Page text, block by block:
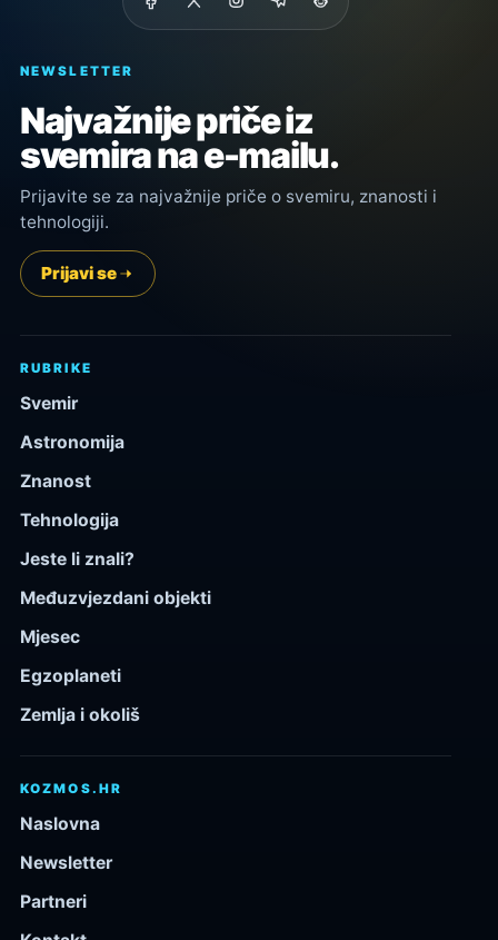
NEWSLETTER
Najvažnije priče iz
svemira na e-mailu.
Prijavite se za najvažnije priče o svemiru, znanosti i
tehnologiji.
Prijavi se
RUBRIKE
Svemir
Astronomija
Znanost
Tehnologija
Jeste li znali?
Međuzvjezdani objekti
Mjesec
Egzoplaneti
Zemlja i okoliš
KOZMOS.HR
Naslovna
Newsletter
Partneri